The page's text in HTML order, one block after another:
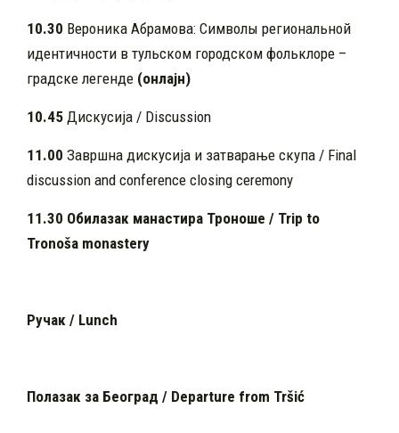
10.30 Вероника Абрамова: Символы региональной
идентичности в тульском городском фольклоре –
градске легенде (онлајн)
10.45 Дискусија / Discussion
11.00 Завршна дискусија и затварање скупа / Final
discussion and conference closing ceremony
11.30 Обилазак манастира Троноше / Trip to
Tronošа monastery
Ручак / Lunch
Полазак за Београд / Departure from Tršić